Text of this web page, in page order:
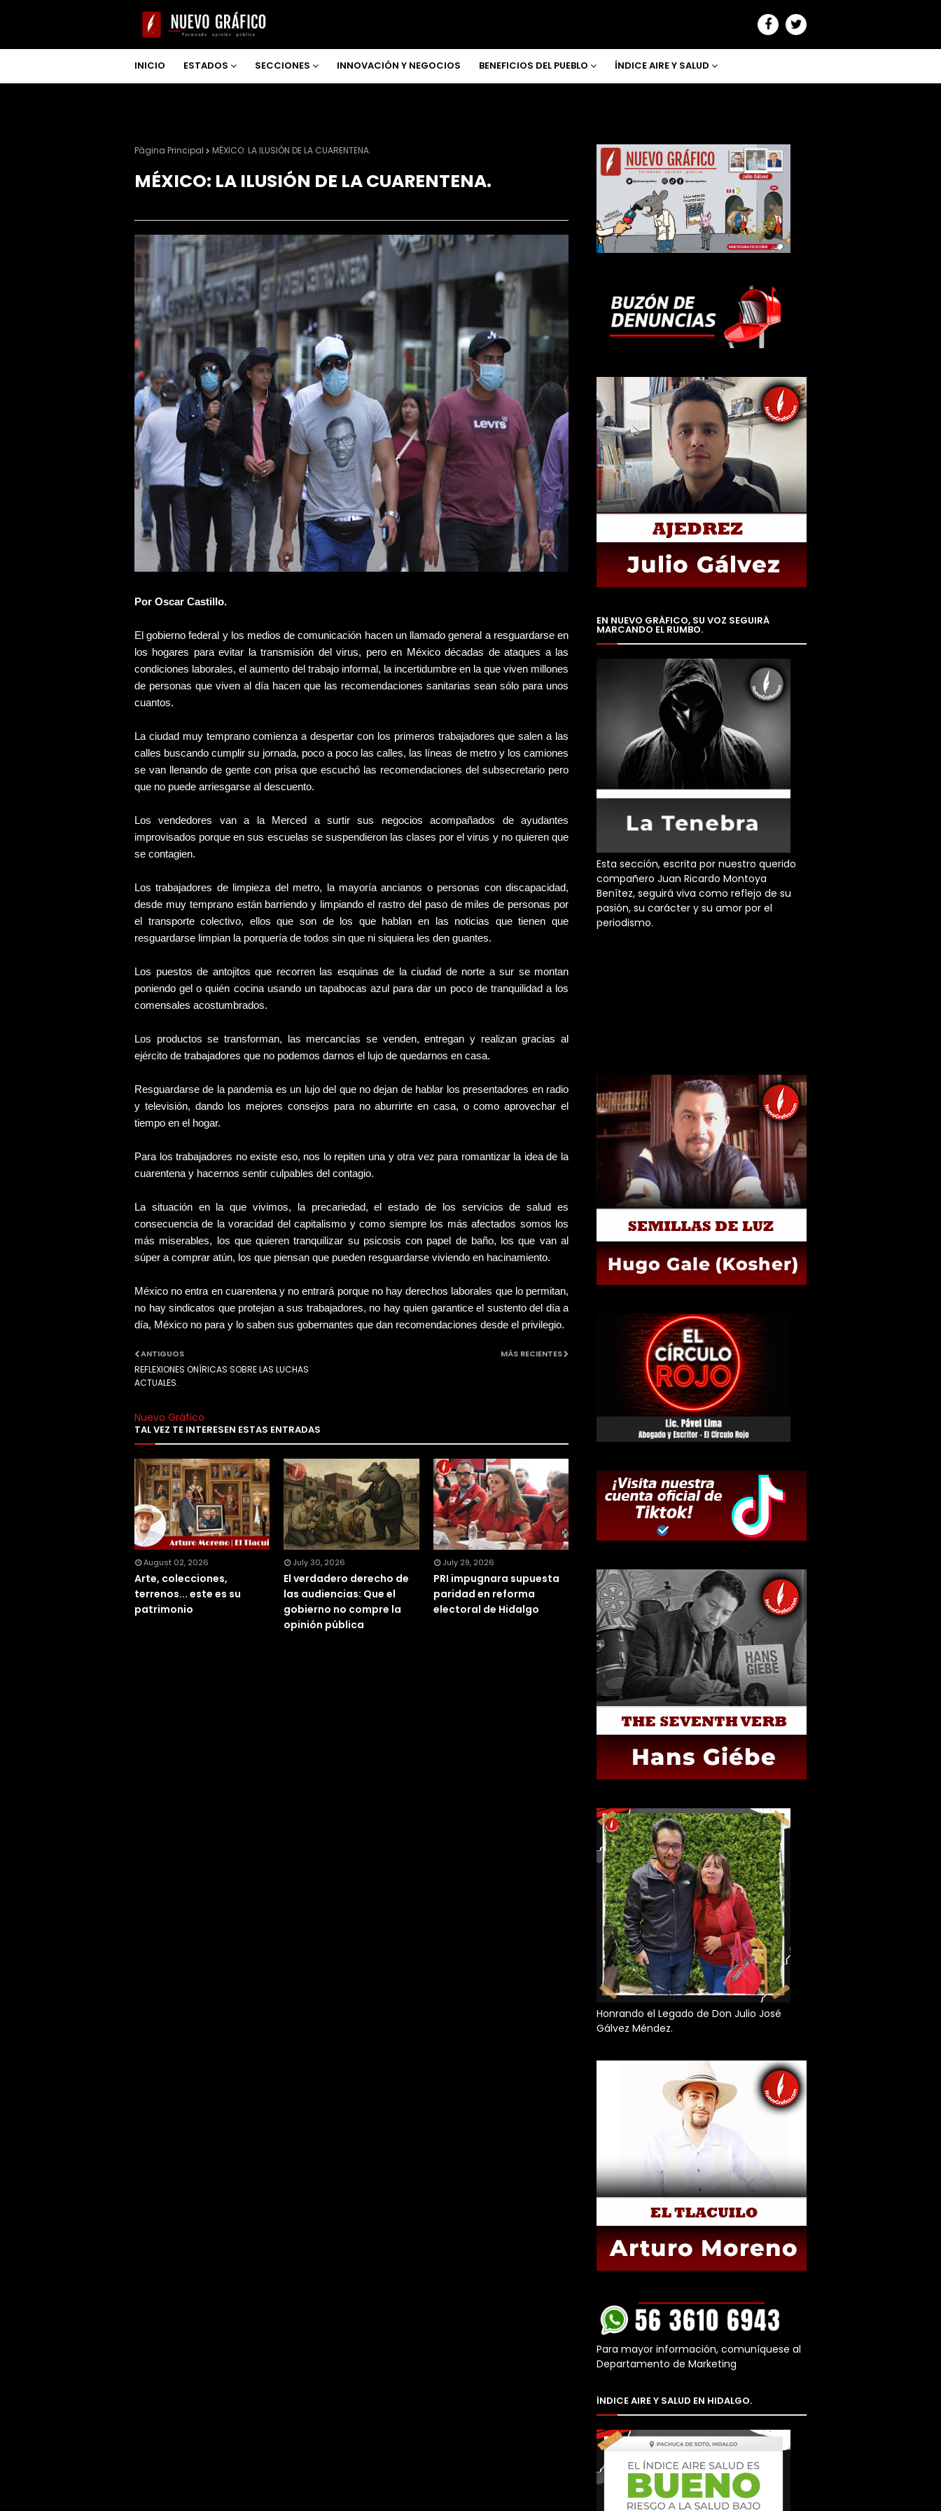
INICIO ESTADOS SECCIONES INNOVACIÓN Y NEGOCIOS BENEFICIOS DEL PUEBLO ÍNDICE AIRE Y SALUD
Página Principal MÉXICO: LA ILUSIÓN DE LA CUARENTENA.
MÉXICO: LA ILUSIÓN DE LA CUARENTENA.
Por Oscar Castillo.
El gobierno federal y los medios de comunicación hacen un llamado general a resguardarse en
los hogares para evitar la transmisión del virus, pero en México décadas de ataques a las
condiciones laborales, el aumento del trabajo informal, la incertidumbre en la que viven millones
de personas que viven al día hacen que las recomendaciones sanitarias sean sólo para unos
cuantos.
La ciudad muy temprano comienza a despertar con los primeros trabajadores que salen a las
calles buscando cumplir su jornada, poco a poco las calles, las líneas de metro y los camiones
se van llenando de gente con prisa que escuchó las recomendaciones del subsecretario pero
que no puede arriesgarse al descuento.
Los vendedores van a la Merced a surtir sus negocios acompañados de ayudantes
improvisados porque en sus escuelas se suspendieron las clases por el virus y no quieren que
se contagien.
Los trabajadores de limpieza del metro, la mayoría ancianos o personas con discapacidad,
desde muy temprano están barriendo y limpiando el rastro del paso de miles de personas por
el transporte colectivo, ellos que son de los que hablan en las noticias que tienen que
resguardarse limpian la porquería de todos sin que ni siquiera les den guantes.
Los puestos de antojitos que recorren las esquinas de la ciudad de norte a sur se montan
poniendo gel o quién cocina usando un tapabocas azul para dar un poco de tranquilidad a los
comensales acostumbrados.
Los productos se transforman, las mercancías se venden, entregan y realizan gracias al
ejército de trabajadores que no podemos darnos el lujo de quedarnos en casa.
Resguardarse de la pandemia es un lujo del que no dejan de hablar los presentadores en radio
y televisión, dando los mejores consejos para no aburrirte en casa, o como aprovechar el
tiempo en el hogar.
Para los trabajadores no existe eso, nos lo repiten una y otra vez para romantizar la idea de la
cuarentena y hacernos sentir culpables del contagio.
La situación en la que vivimos, la precariedad, el estado de los servicios de salud es
consecuencia de la voracidad del capitalismo y como siempre los más afectados somos los
más miserables, los que quieren tranquilizar su psicosis con papel de baño, los que van al
súper a comprar atún, los que piensan que pueden resguardarse viviendo en hacinamiento.
México no entra en cuarentena y no entrará porque no hay derechos laborales que lo permitan,
no hay sindicatos que protejan a sus trabajadores, no hay quien garantice el sustento del día a
día, México no para y lo saben sus gobernantes que dan recomendaciones desde el privilegio.
MÁS RECIENTES
ANTIGUOS
REFLEXIONES ONÍRICAS SOBRE LAS LUCHAS
ACTUALES.
Nuevo Gráfico
TAL VEZ TE INTERESEN ESTAS ENTRADAS
August 02, 2026
Arte, colecciones,
terrenos... este es su
patrimonio
July 30, 2026
El verdadero derecho de
las audiencias: Que el
gobierno no compre la
opinión pública
July 29, 2026
PRI impugnara supuesta
paridad en reforma
electoral de Hidalgo
EN NUEVO GRÁFICO, SU VOZ SEGUIRÁ
MARCANDO EL RUMBO.
Esta sección, escrita por nuestro querido
compañero Juan Ricardo Montoya
Benítez, seguirá viva como reflejo de su
pasión, su carácter y su amor por el
periodismo.
Honrando el Legado de Don Julio José
Gálvez Méndez.
Para mayor información, comuníquese al
Departamento de Marketing
ÍNDICE AIRE Y SALUD EN HIDALGO.